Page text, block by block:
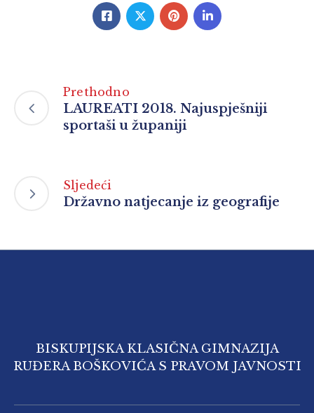
Prethodno
LAUREATI 2018. Najuspješniji
sportaši u županiji
Sljedeći
Državno natjecanje iz geografije
BISKUPIJSKA KLASIČNA GIMNAZIJA
RUĐERA BOŠKOVIĆA S PRAVOM JAVNOSTI